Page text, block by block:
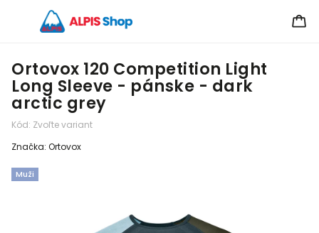
Ortovox 120 Competition Light
Long Sleeve - pánske - dark
arctic grey
Kód: Zvoľte variant
Muži
Značka: Ortovox